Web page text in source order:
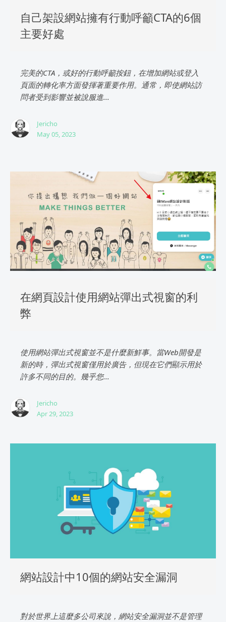
自己架設網站擁有行動呼籲CTA的6個
主要好處
完美的CTA，或好的行動呼籲按鈕，在增加網站或登入
頁面的轉化率方面發揮著重要作用。通常，即使網站訪
問者受到影響並被說服進...
Jericho
May 05, 2023
在網頁設計使用網站彈出式視窗的利
弊
使用網站彈出式視窗並不是什麼新鮮事。當Web開發是
新的時，彈出式視窗僅用於廣告，但現在它們顯示用於
許多不同的目的。幾乎您...
Jericho
Apr 29, 2023
網站設計中10個的網站安全漏洞
對於世界上這麼多公司來說，網站安全漏洞並不是管理